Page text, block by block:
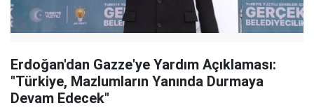
Erdoğan'dan Gazze'ye Yardım Açıklaması:
"Türkiye, Mazlumların Yanında Durmaya
Devam Edecek"